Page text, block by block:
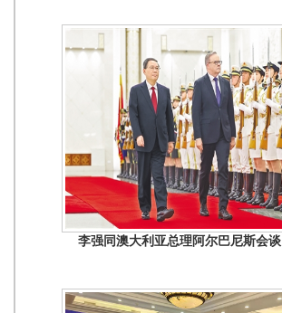
李强同澳大利亚总理阿尔巴尼斯会谈